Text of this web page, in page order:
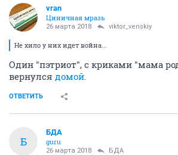
vran
Циничная мразь
26 марта 2018 viktor_venskiy
Не хило у них идет война...
Один "пэтриот", с криками "мама
вернулся домой.
ОТВЕТИТЬ
Б
БДА
guru
26 марта 2018 БДА